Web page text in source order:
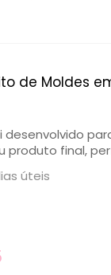
de Moldes
desenvolvido
produto final,
úteis